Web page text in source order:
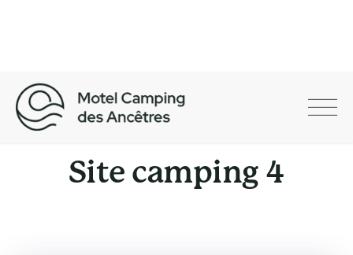
Motel Camping des
Site camping 4